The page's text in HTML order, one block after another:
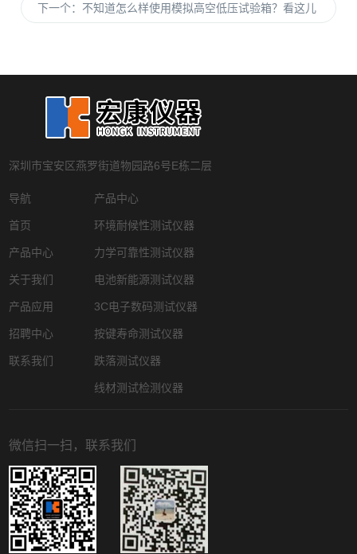
下一个： 不知道怎么样使用模拟高空低压试验箱？看这儿
深圳市宝安区燕罗街道物园路6号E栋二层
导航
首页
产品中心
关于我们
产品应用
招聘中心
联系我们
产品中心
环境耐候性测试仪器
力学可靠性测试仪器
电池新能源测试仪器
3C电子数码测试仪器
按键寿命测试仪器
跌落测试仪器
线材测试检测仪器
微信扫一扫，联系我们